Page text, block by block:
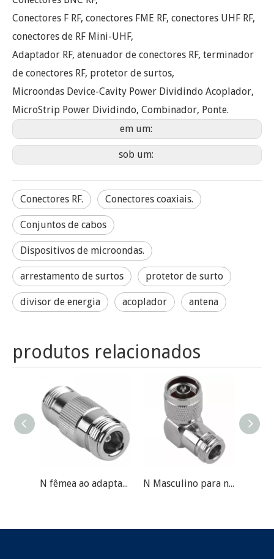
Conectores F RF, conectores FME RF, conectores UHF RF,
conectores de RF Mini-UHF,
Adaptador RF, atenuador de conectores RF, terminador
de conectores RF, protetor de surtos,
Microondas Device-Cavity Power Dividindo Acoplador,
MicroStrip Power Dividindo, Combinador, Ponte.
em um:
sob um:
Conectores RF. Conectores coaxiais.
Conjuntos de cabos
Dispositivos de microondas.
arrestamento de surtos protetor de surto
divisor de energia acoplador antena
produtos relacionados
N fêmea ao adaptador de conector RF fêmea N Masculino para n Adaptador de Conector RF RF Feminino